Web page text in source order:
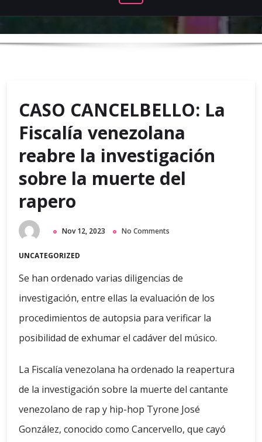
CASO CANCELBELLO: La
Fiscalía venezolana
reabre la investigación
sobre la muerte del
rapero
Nov 12, 2023 No Comments
UNCATEGORIZED
Se han ordenado varias diligencias de
investigación, entre ellas la evaluación de los
procedimientos de autopsia para verificar la
posibilidad de exhumar el cadáver del músico.
La Fiscalía venezolana ha ordenado la reapertura
de la investigación sobre la muerte del cantante
venezolano de rap y hip-hop Tyrone José
González, conocido como Cancervello, que cayó